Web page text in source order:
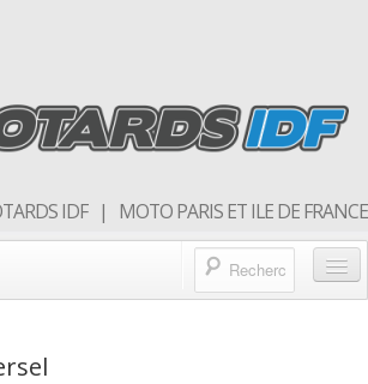
IDF | MOTO PARIS ET ILE DE FRANCE